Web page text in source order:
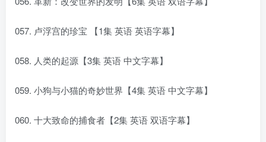
057. 卢浮宫的珍宝 【1集 英语 英语字幕】
058. 人类的起源【3集 英语 中文字幕】
059. 小狗与小猫的奇妙世界【4集 英语 中文字幕】
060. 十大致命的捕食者【2集 英语 双语字幕】